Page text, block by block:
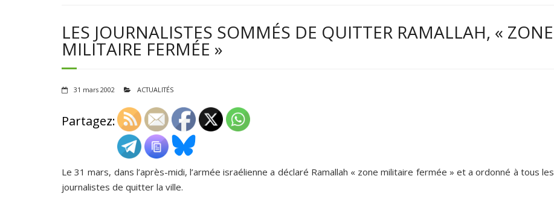
LES JOURNALISTES SOMMÉS DE QUITTER RAMALLAH, « ZONE
MILITAIRE FERMÉE »
31 mars 2002 ACTUALITÉS
Partagez:
Le 31 mars, dans l’après-midi, l’armée israélienne a déclaré Ramallah « zone militaire fermée » et a ordonné à tous les
journalistes de quitter la ville.